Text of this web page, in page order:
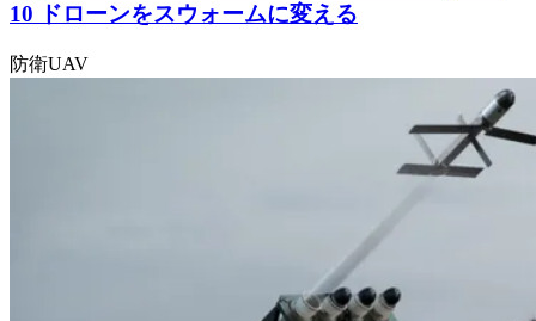
10 ドローンをスウォームに変える
防衛UAV